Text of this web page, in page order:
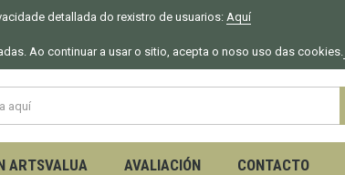
detallada do rexistro de usuarios:Aquí
Ao continuar a usar o sitio, acepta o noso uso das cookies.
ARTSVALUA AVALIACIÓN CONTACTO